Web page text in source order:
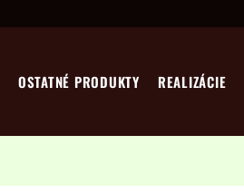
OSTATNÉ PRODUKTY REALIZÁCIE